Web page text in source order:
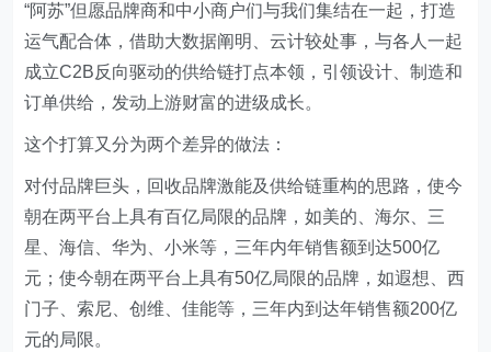
“阿苏”但愿品牌商和中小商户们与我们集结在一起，打造
运气配合体，借助大数据阐明、云计较处事，与各人一起
成立C2B反向驱动的供给链打点本领，引领设计、制造和
订单供给，发动上游财富的进级成长。
这个打算又分为两个差异的做法：
对付品牌巨头，回收品牌激能及供给链重构的思路，使今
朝在两平台上具有百亿局限的品牌，如美的、海尔、三
星、海信、华为、小米等，三年内年销售额到达500亿
元；使今朝在两平台上具有50亿局限的品牌，如遐想、西
门子、索尼、创维、佳能等，三年内到达年销售额200亿
元的局限。